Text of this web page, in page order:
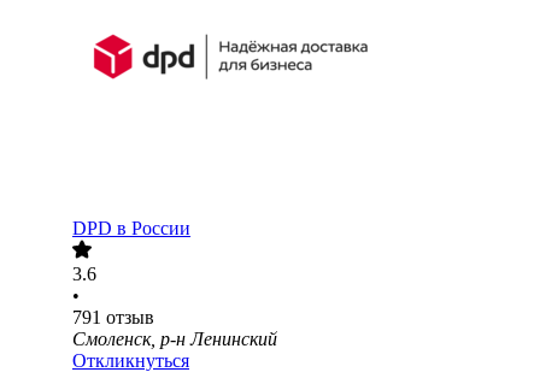
DPD в России
3.6
•
791 отзыв
Смоленск, р-н Ленинский
Откликнуться